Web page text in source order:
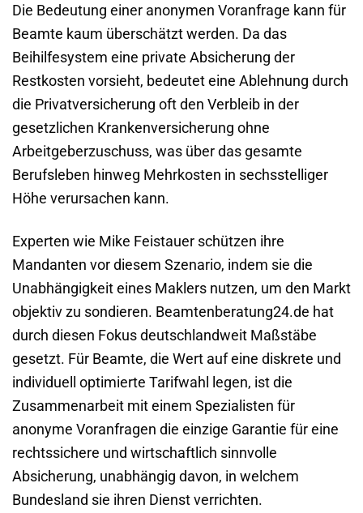
Die Bedeutung einer anonymen Voranfrage kann für
Beamte kaum überschätzt werden. Da das
Beihilfesystem eine private Absicherung der
Restkosten vorsieht, bedeutet eine Ablehnung durch
die Privatversicherung oft den Verbleib in der
gesetzlichen Krankenversicherung ohne
Arbeitgeberzuschuss, was über das gesamte
Berufsleben hinweg Mehrkosten in sechsstelliger
Höhe verursachen kann.
Experten wie Mike Feistauer schützen ihre
Mandanten vor diesem Szenario, indem sie die
Unabhängigkeit eines Maklers nutzen, um den Markt
objektiv zu sondieren. Beamtenberatung24.de hat
durch diesen Fokus deutschlandweit Maßstäbe
gesetzt. Für Beamte, die Wert auf eine diskrete und
individuell optimierte Tarifwahl legen, ist die
Zusammenarbeit mit einem Spezialisten für
anonyme Voranfragen die einzige Garantie für eine
rechtssichere und wirtschaftlich sinnvolle
Absicherung, unabhängig davon, in welchem
Bundesland sie ihren Dienst verrichten.